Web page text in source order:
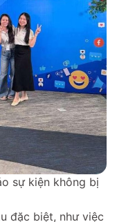
sự kiện không bị
đặc biệt, như việc